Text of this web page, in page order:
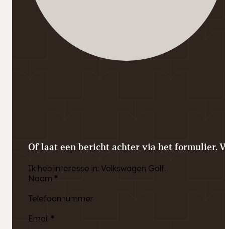
Of laat een bericht achter via het formulier.
Ik heb interesse in: Volkswagen Golf.
Naam *
Telefoonnummer
Email *